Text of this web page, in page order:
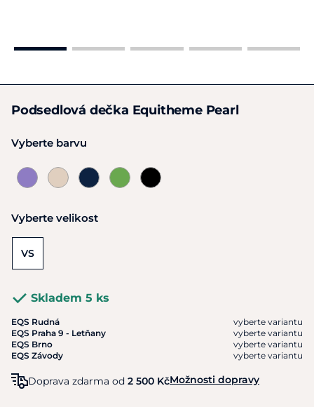
Podsedlová dečka Equitheme Pearl
Vyberte barvu
Vyberte velikost
VS
Skladem 5 ks
EQS Rudná
vyberte variantu
EQS Praha 9 - Letňany
vyberte variantu
EQS Brno
vyberte variantu
EQS Závody
vyberte variantu
Doprava zdarma od 2 500 KčMožnosti dopravy